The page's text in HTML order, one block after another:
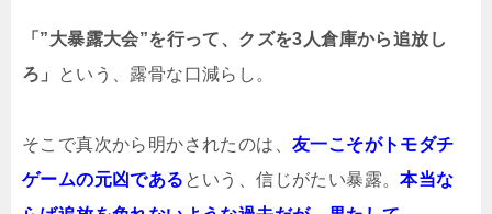
「”大暴露大会”を行って、クズを3人倉庫から追放し
ろ」
という、露骨な口減らし。
そこで真次から明かされたのは、 友一こそがトモダチ
ゲームの元凶である という、信じがたい暴露。本当な